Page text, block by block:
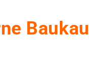
Baukau